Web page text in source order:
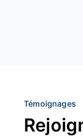
Témoignages